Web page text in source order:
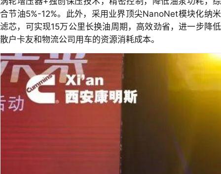
合节油5%-12%。此外，采用业界顶尖NanoNet模块化纳米
滤芯，可实现15万公里长换油周期，高效劲省，进一步降低
散户卡友和物流公司用车的资源消耗成本。